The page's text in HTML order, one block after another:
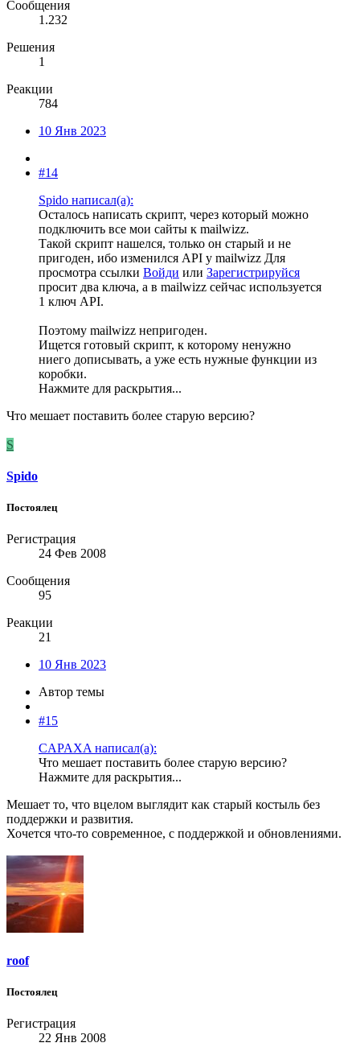
Сообщения
1.232
Решения
1
Реакции
784
10 Янв 2023
#14
Spido написал(а):
Осталось написать скрипт, через который можно
подключить все мои сайты к mailwizz.
Такой скрипт нашелся, только он старый и не
пригоден, ибо изменился API у mailwizz Для
просмотра ссылки Войди или Зарегистрируйся
просит два ключа, а в mailwizz сейчас используется
1 ключ API.
Поэтому mailwizz непригоден.
Ищется готовый скрипт, к которому ненужно
ниего дописывать, а уже есть нужные функции из
коробки.
Нажмите для раскрытия...
Что мешает поставить более старую версию?
S
Spido
Постоялец
Регистрация
24 Фев 2008
Сообщения
95
Реакции
21
10 Янв 2023
Автор темы
#15
CAPAXA написал(а):
Что мешает поставить более старую версию?
Нажмите для раскрытия...
Мешает то, что вцелом выглядит как старый костыль без
поддержки и развития.
Хочется что-то современное, с поддержкой и обновлениями.
roof
Постоялец
Регистрация
22 Янв 2008